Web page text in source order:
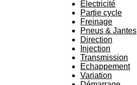
Electricité
Partie cycle
Freinage
Pneus & Jantes
Direction
Injection
Transmission
Echappement
Variation